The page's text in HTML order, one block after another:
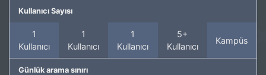
Kullanıcı Sayısı
1
Kullanıcı
1
Kullanıcı
1
Kullanıcı
5+
Kullanıcı
Kampüs
Günlük arama sınırı